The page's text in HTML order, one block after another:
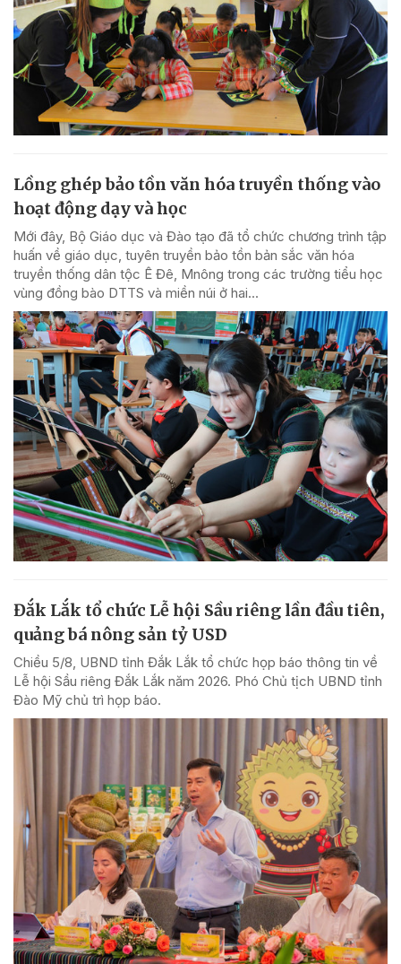
Lồng ghép bảo tồn văn hóa truyền thống vào
hoạt động dạy và học
Mới đây, Bộ Giáo dục và Đào tạo đã tổ chức chương trình tập
huấn về giáo dục, tuyên truyền bảo tồn bản sắc văn hóa
truyền thống dân tộc Ê Đê, Mnông trong các trường tiểu học
vùng đồng bào DTTS và miền núi ở hai...
Đắk Lắk tổ chức Lễ hội Sầu riêng lần đầu tiên,
quảng bá nông sản tỷ USD
Chiều 5/8, UBND tỉnh Đắk Lắk tổ chức họp báo thông tin về
Lễ hội Sầu riêng Đắk Lắk năm 2026. Phó Chủ tịch UBND tỉnh
Đào Mỹ chủ trì họp báo.